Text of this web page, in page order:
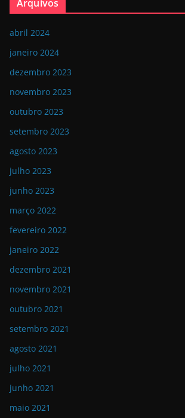
Arquivos
abril 2024
janeiro 2024
dezembro 2023
novembro 2023
outubro 2023
setembro 2023
agosto 2023
julho 2023
junho 2023
março 2022
fevereiro 2022
janeiro 2022
dezembro 2021
novembro 2021
outubro 2021
setembro 2021
agosto 2021
julho 2021
junho 2021
maio 2021